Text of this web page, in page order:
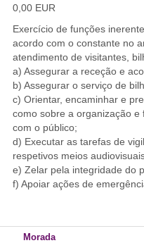
0,00 EUR
Exercício de funções
acordo com o constante no
atendimento de visitantes,
a) Assegurar a receção e
b) Assegurar o serviço de
c) Orientar, encaminhar e
como sobre a organização
com o público;
d) Executar as tarefas de
respetivos meios
e) Zelar pela integridade do
f) Apoiar ações de
Morada